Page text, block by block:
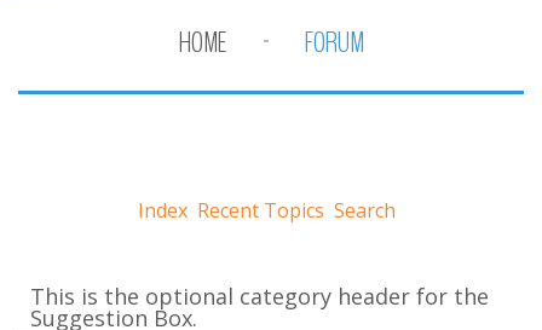
HOME FORUM
Index Recent Topics Search
This is the optional category header for the
Suggestion Box.